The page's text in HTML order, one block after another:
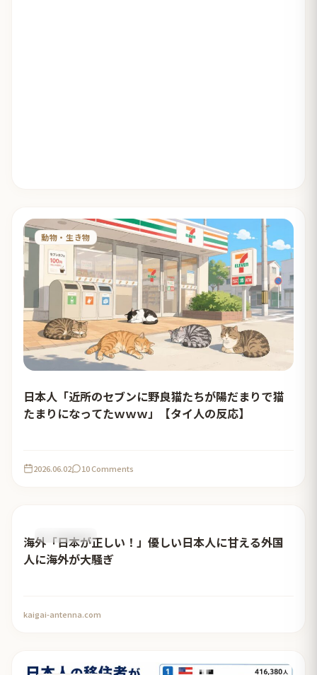
動物・生き物
日本人「近所のセブンに野良猫たちが陽だまりで猫
たまりになってたｗｗｗ」【タイ人の反応】
2026.06.02 10 Comments
おすすめ記事
海外「日本が正しい！」優しい日本人に甘える外国
人に海外が大騒ぎ
kaigai-antenna.com